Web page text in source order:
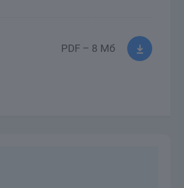
PDF – 8 Мб